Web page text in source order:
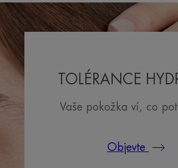
TOLÉRANCE
Vaše pokožka ví, co
Objevte